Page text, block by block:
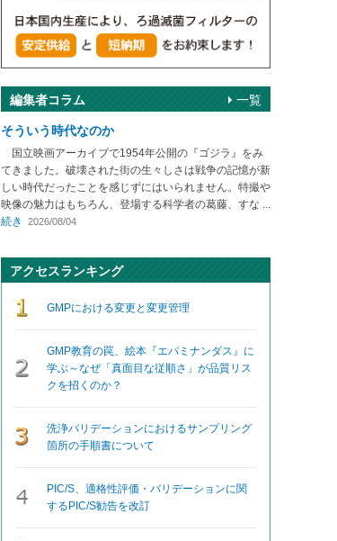
編集者コラム
そういう時代なのか
国立映画アーカイブで1954年公開の『ゴジラ』をみ
てきました。破壊された街の生々しさは戦争の記憶が新
しい時代だったことを感じずにはいられません。特撮や
映像の魅力はもちろん、登場する科学者の葛藤、すな ...
続き
2026/08/04
一覧
アクセスランキング
GMPにおける変更と変更管理
GMP教育の罠、絵本『エパミナンダス』に
学ぶ～なぜ「真面目な従順さ」が品質リス
クを招くのか？
洗浄バリデーションにおけるサンプリング
箇所の手順書について
PIC/S、適格性評価・バリデーションに関
するPIC/S勧告を改訂